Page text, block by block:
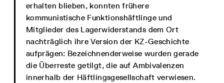
erhalten blieben, konnten frühere
kommunistische Funktionshäftlinge und
Mitglieder des Lagerwiderstands dem Ort
nachträglich ihre Version der KZ-Geschichte
aufprägen: Bezeichnenderweise wurden gerade
die Überreste getilgt, die auf Ambivalenzen
innerhalb der Häftlingsgesellschaft verwiesen.